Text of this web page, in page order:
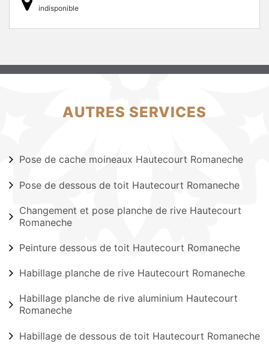
indisponible
AUTRES SERVICES
Pose de cache moineaux Hautecourt Romaneche
Pose de dessous de toit Hautecourt Romaneche
Changement et pose planche de rive Hautecourt
Romaneche
Peinture dessous de toit Hautecourt Romaneche
Habillage planche de rive Hautecourt Romaneche
Habillage planche de rive aluminium Hautecourt
Romaneche
Habillage de dessous de toit Hautecourt Romaneche